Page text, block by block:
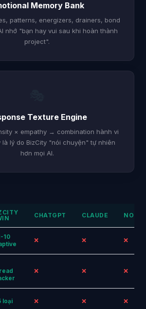
Memory Bank
patterns, energizers, drainers, bond
nhớ "bạn hay vui sau khi hoàn thành
project".
Texture Engine
× empathy → combination hành vi
là lý do BizCity "nói chuyện" tự nhiên
hơn mọi AI.
CHATGPT CLAUDE
10
❌ ❌ ❌
❌ ❌ ❌
loại ❌ ❌ ❌